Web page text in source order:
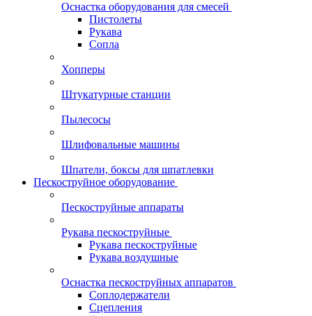
Оснастка оборудования для смесей
Пистолеты
Рукава
Сопла
Хопперы
Штукатурные станции
Пылесосы
Шлифовальные машины
Шпатели, боксы для шпатлевки
Пескоструйное оборудование
Пескоструйные аппараты
Рукава пескоструйные
Рукава пескоструйные
Рукава воздушные
Оснастка пескоструйных аппаратов
Соплодержатели
Сцепления